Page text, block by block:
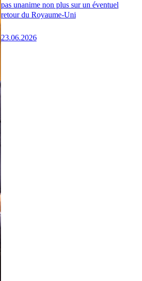
pas unanime non plus sur un éventuel
retour du Royaume-Uni
23.06.2026